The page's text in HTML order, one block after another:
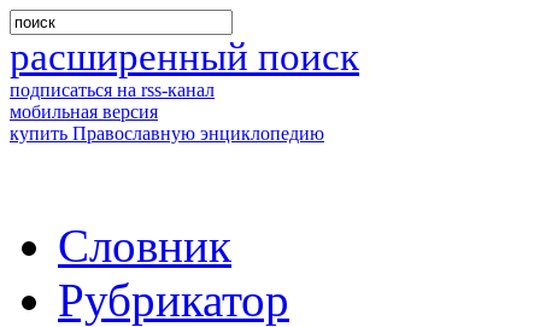
расширенный поиск
подписаться на rss-канал
мобильная версия
купить Православную энциклопедию
Словник
Рубрикатор